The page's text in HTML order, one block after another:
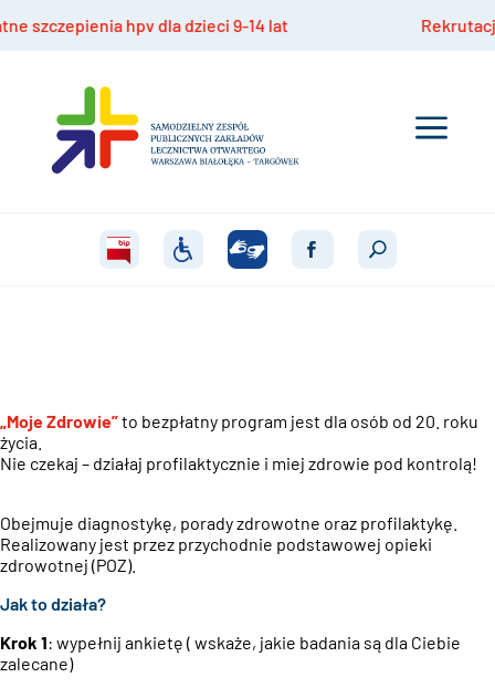
hpv dla dzieci 9-14 lat Rekrutacja do
„Moje Zdrowie”to bezpłatny program jest dla osób od 20. roku
życia
Nie czekaj – działaj profilaktycznie i miej zdrowie pod kontrolą!
Obejmuje diagnostykę, porady zdrowotne oraz profilaktykę.
Realizowany jest przez przychodnie podstawowej opieki
zdrowotnej (POZ).
Jak to działa?
Krok 1: wypełnij ankietę ( wskaże, jakie badania są dla Ciebie
zalecane)